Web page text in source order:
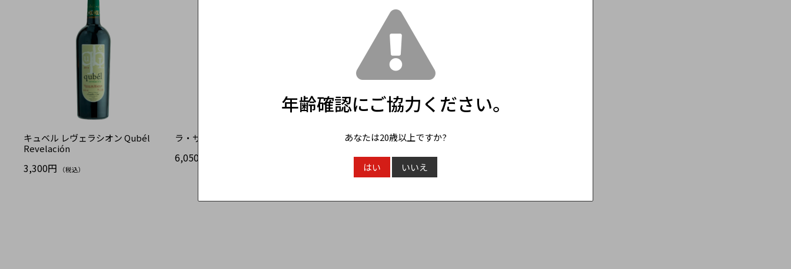
キュベル レヴェラシオン Qubél
Revelación
3,300円 （税込）
ラ・サビア Las Sabias
6,050円
ベント ヴェルデホ オーガニック
（税込）
年齢確認にご協力ください。
あなたは20歳以上ですか?
はい いいえ